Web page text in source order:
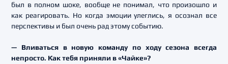
был в полном шоке, вообще не понимал, что произошло и
как реагировать. Но когда эмоции улеглись, я осознал все
перспективы и был очень рад этому событию.
— Вливаться в новую команду по ходу сезона всегда
непросто. Как тебя приняли в «Чайке»?